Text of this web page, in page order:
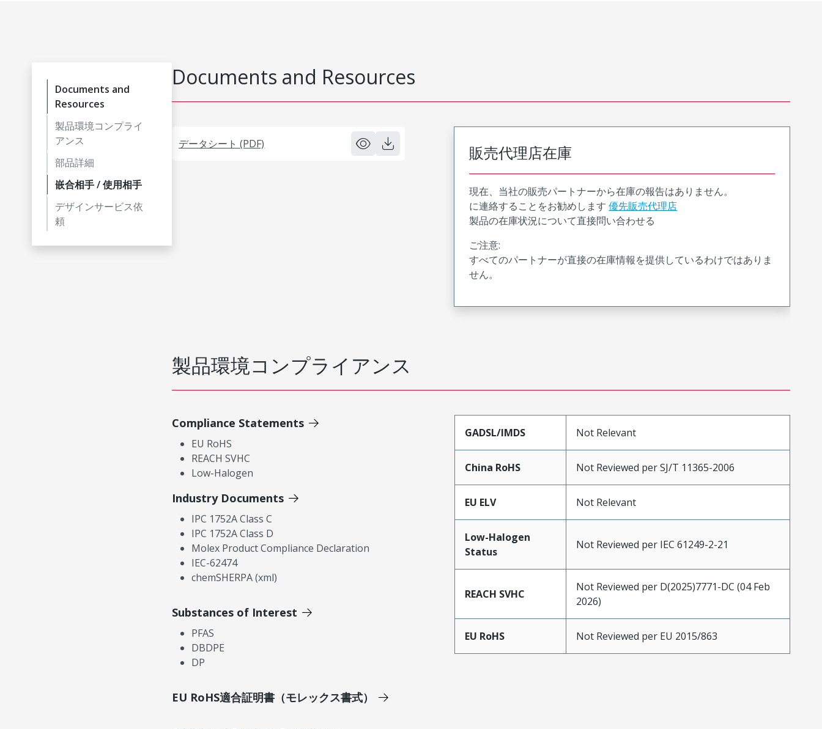
Documents and
Resources
製品環境コンプライ
アンス
部品詳細
嵌合相手 / 使用相手
デザインサービス依
頼
Documents and Resources
データシート (PDF) 販売代理店在庫
現在、当社の販売パートナーから在庫の報告はありません。
に連絡することをお勧めします 優先販売代理店
製品の在庫状況について直接問い合わせる
ご注意:
すべてのパートナーが直接の在庫情報を提供しているわけではありま
せん。
製品環境コンプライアンス
Compliance Statements
EU RoHS
REACH SVHC
Low-Halogen
Industry Documents
IPC 1752A Class C
IPC 1752A Class D
Molex Product Compliance Declaration
IEC-62474
chemSHERPA (xml)
Substances of Interest
PFAS
DBDPE
DP
EU RoHS適合証明書（モレックス書式）
GADSL/IMDS Not Relevant
China RoHS Not Reviewed per SJ/T 11365-2006
EU ELV Not Relevant
Low-Halogen
Status
Not Reviewed per IEC 61249-2-21
REACH SVHC
Not Reviewed per D(2025)7771-DC (04 Feb
2026)
EU RoHS Not Reviewed per EU 2015/863